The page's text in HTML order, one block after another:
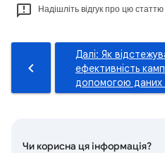
Надішліть відгук про цю статтю
Далі: Як
ефективність
допомогою
Чи корисна ця інформація?